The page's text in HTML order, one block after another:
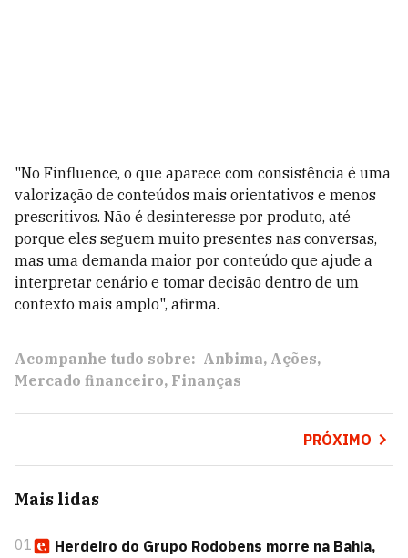
"No Finfluence, o que aparece com consistência é uma
valorização de conteúdos mais orientativos e menos
prescritivos. Não é desinteresse por produto, até
porque eles seguem muito presentes nas conversas,
mas uma demanda maior por conteúdo que ajude a
interpretar cenário e tomar decisão dentro de um
contexto mais amplo", afirma.
Acompanhe tudo sobre: Anbima Ações
Mercado financeiro Finanças
PRÓXIMO
Mais lidas
01
Herdeiro do Grupo Rodobens morre na Bahia,